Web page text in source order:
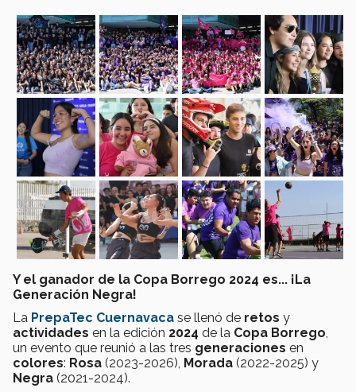
Y el ganador de la Copa Borrego 2024 es... ¡La
Generación Negra!
La PrepaTec Cuernavaca se llenó de retos y
actividades en la edición 2024 de la Copa Borrego
un evento que reunió a las tres generaciones en
colores: Rosa (2023-2026), Morada (2022-2025) y
Negra (2021-2024).